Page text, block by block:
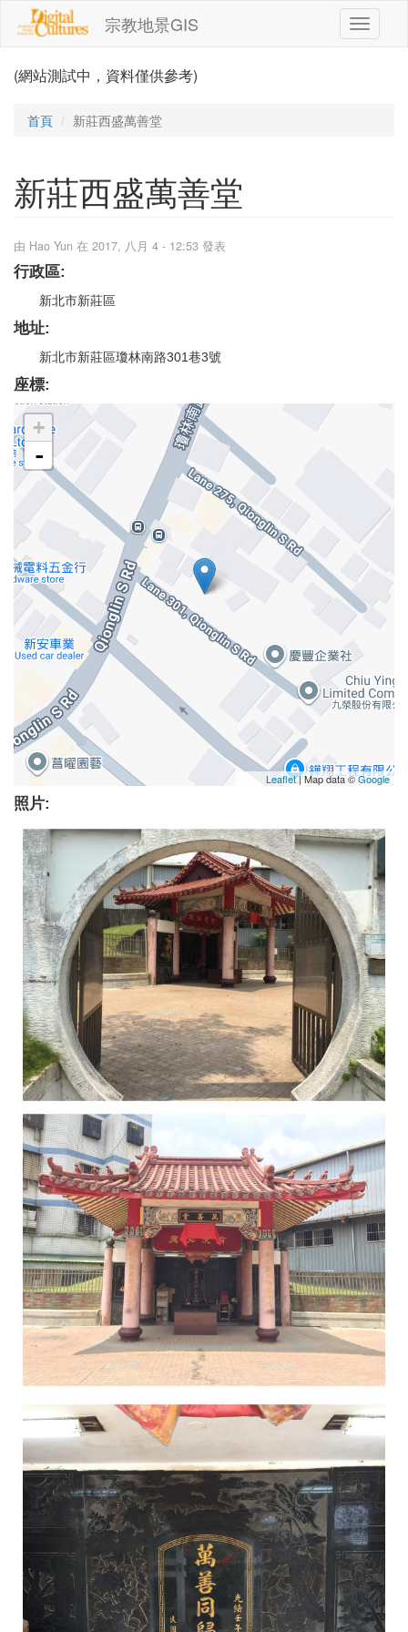
移至主內容
宗教地景GIS
Toggle
(網站測試中，資料僅供參考)
首頁 新莊西盛萬善堂
新莊西盛萬善堂
由 Hao Yun 在 2017, 八月 4 - 12:53 發表
行政區:
新北市新莊區
地址:
新北市新莊區瓊林南路301巷3號
座標:
+
-
Leaflet| Map data ©Google
照片: